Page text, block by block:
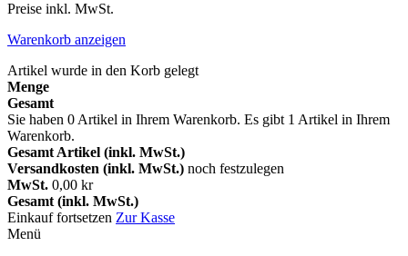
Preise inkl. MwSt.
Warenkorb anzeigen
Artikel wurde in den Korb gelegt
Menge
Gesamt
Sie haben 0 Artikel in Ihrem Warenkorb. Es gibt 1 Artikel in Ihrem
Warenkorb.
Gesamt Artikel (inkl. MwSt.)
Versandkosten (inkl. MwSt.) noch festzulegen
MwSt. 0,00 kr
Gesamt (inkl. MwSt.)
Einkauf fortsetzen Zur Kasse
Menü